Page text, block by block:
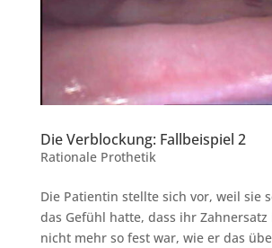
Die Verblockung: Fallbeispiel 2
Rationale Prothetik
Die Patientin stellte sich vor, weil sie
das Gefühl hatte, dass ihr
nicht mehr so fest war, wie er das